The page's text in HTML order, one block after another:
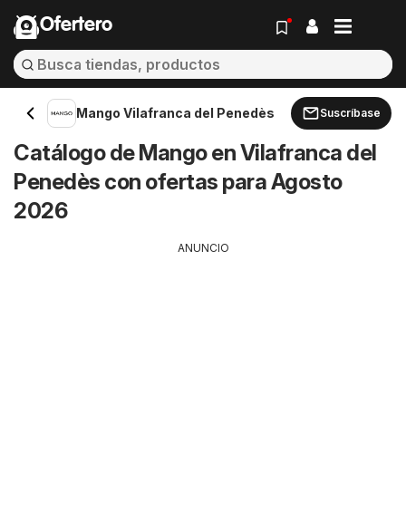
Ofertero
Mango Vilafranca del Penedès Suscríbase
Catálogo de Mango en Vilafranca del
Penedès con ofertas para Agosto
2026
ANUNCIO